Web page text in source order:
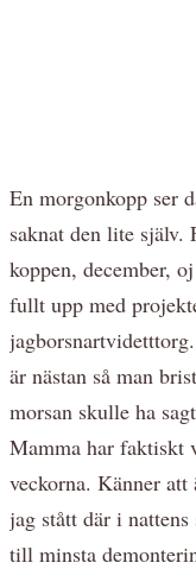
En morgonkopp ser
saknat den lite
koppen, december,
fullt upp med
är nästan så man
morsan skulle ha
Mamma har faktiskt
veckorna. Känner
jag stått där i
till minsta